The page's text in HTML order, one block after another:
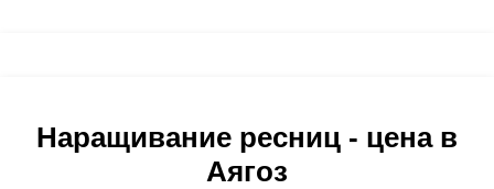
Наращивание ресниц - цена в
Аягоз